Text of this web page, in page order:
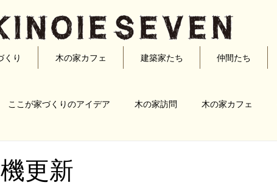
くり 木の家カフェ 建築家たち 仲間たち
ここが家づくりのアイデア 木の家訪問 木の家カフェ
更新